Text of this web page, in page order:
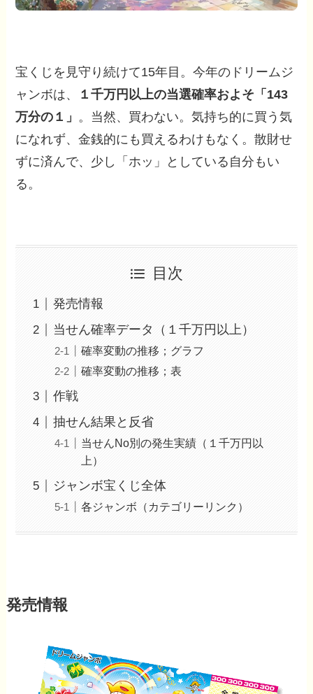
宝くじを見守り続けて15年目。今年のドリームジ
ャンボは、
１千万円以上の当選確率およそ「143
万分の１」 。当然、買わない。気持ち的に買う気
になれず、金銭的にも買えるわけもなく。散財せ
ずに済んで、少し「ホッ」としている自分もい
る。
目次
発売情報
当せん確率データ（１千万円以上）
確率変動の推移；グラフ
確率変動の推移；表
作戦
抽せん結果と反省
当せんNo別の発生実績（１千万円以
上）
ジャンボ宝くじ全体
各ジャンボ（カテゴリーリンク）
発売情報